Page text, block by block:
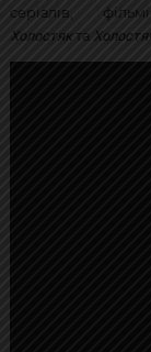
серіалів,
Холостяк та